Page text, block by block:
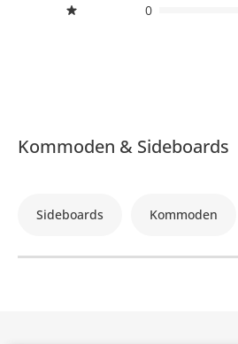
0
Kommoden & Sideboards
Sideboards Kommoden